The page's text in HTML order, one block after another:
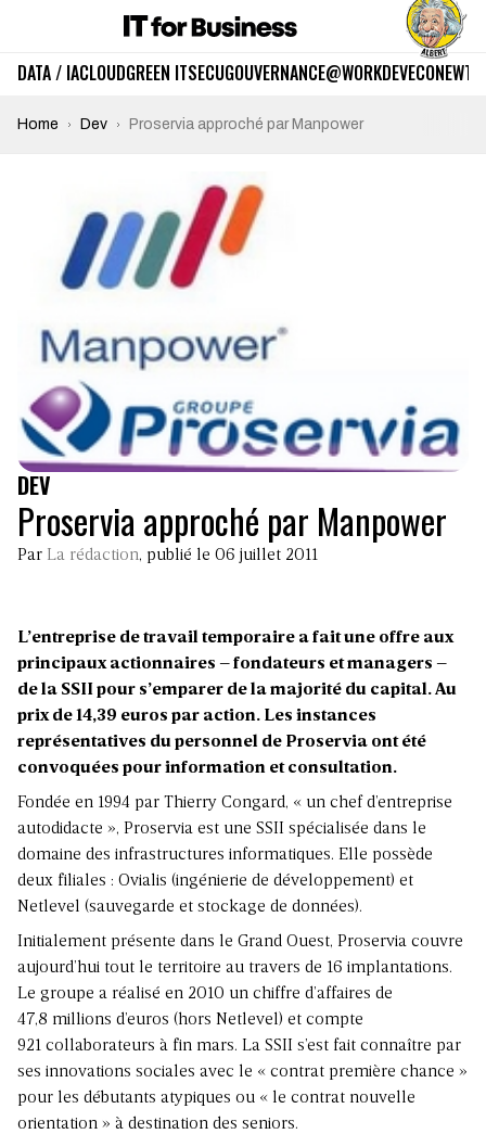
DATA / IACLOUDGREEN ITSECUGOUVERNANCE@WORKDEVECO
Home Dev Proservia approché par Manpower
DEV
Proservia approché par Manpower
Par La rédaction, publié le 06 juillet 2011
L’entreprise de travail temporaire a fait une offre aux
principaux actionnaires – fondateurs et managers –
de la SSII pour s’emparer de la majorité du capital. Au
prix de 14,39 euros par action. Les instances
représentatives du personnel de Proservia ont été
convoquées pour information et consultation.
Fondée en 1994 par Thierry Congard, « un chef d’entreprise
autodidacte », Proservia est une SSII spécialisée dans le
domaine des infrastructures informatiques. Elle possède
deux filiales : Ovialis (ingénierie de développement) et
Netlevel (sauvegarde et stockage de données).
Initialement présente dans le Grand Ouest, Proservia couvre
aujourd’hui tout le territoire au travers de 16 implantations.
Le groupe a réalisé en 2010 un chiffre d’affaires de
47,8 millions d’euros (hors Netlevel) et compte
921 collaborateurs à fin mars. La SSII s’est fait connaître par
ses innovations sociales avec le « contrat première chance »
pour les débutants atypiques ou « le contrat nouvelle
orientation » à destination des seniors.